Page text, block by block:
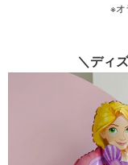
※オ
＼ディ